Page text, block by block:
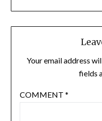
Your email address
fields
COMMENT *